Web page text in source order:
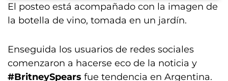
El posteo está acompañado con la imagen de
la botella de vino, tomada en un jardín.
Enseguida los usuarios de redes sociales
comenzaron a hacerse eco de la noticia y
#BritneySpears fue tendencia en Argentina.